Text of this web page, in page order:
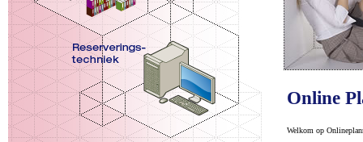
Online
Welkom op